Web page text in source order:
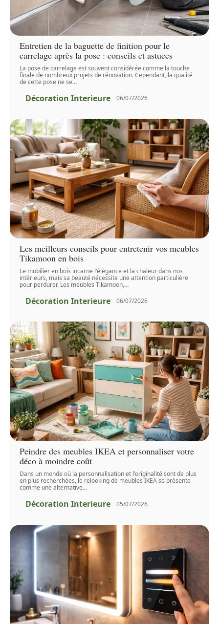
Entretien de la baguette de finition pour le
carrelage après la pose : conseils et astuces
La pose de carrelage est souvent considérée comme la touche
finale de nombreux projets de rénovation. Cependant, la qualité
de cette pose ne se…
Décoration Interieure 06/07/2026
Les meilleurs conseils pour entretenir vos meubles
Tikamoon en bois
Le mobilier en bois incarne l'élégance et la chaleur dans nos
intérieurs, mais sa beauté nécessite une attention particulière
pour perdurer. Les meubles Tikamoon,…
Décoration Interieure 06/07/2026
Peindre des meubles IKEA et personnaliser votre
déco à moindre coût
Dans un monde où la personnalisation et l'originalité sont de plus
en plus recherchées, le relooking de meubles IKEA se présente
comme une alternative…
Décoration Interieure 05/07/2026